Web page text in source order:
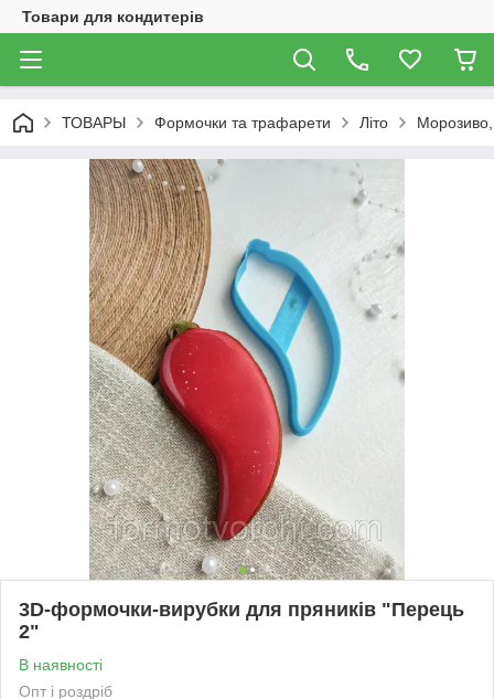
Товари для кондитерів
ТОВАРЫ Формочки та трафарети Літо Морозиво,
3D-формочки-вирубки для пряників "Перець
2"
В наявності
Опт і роздріб